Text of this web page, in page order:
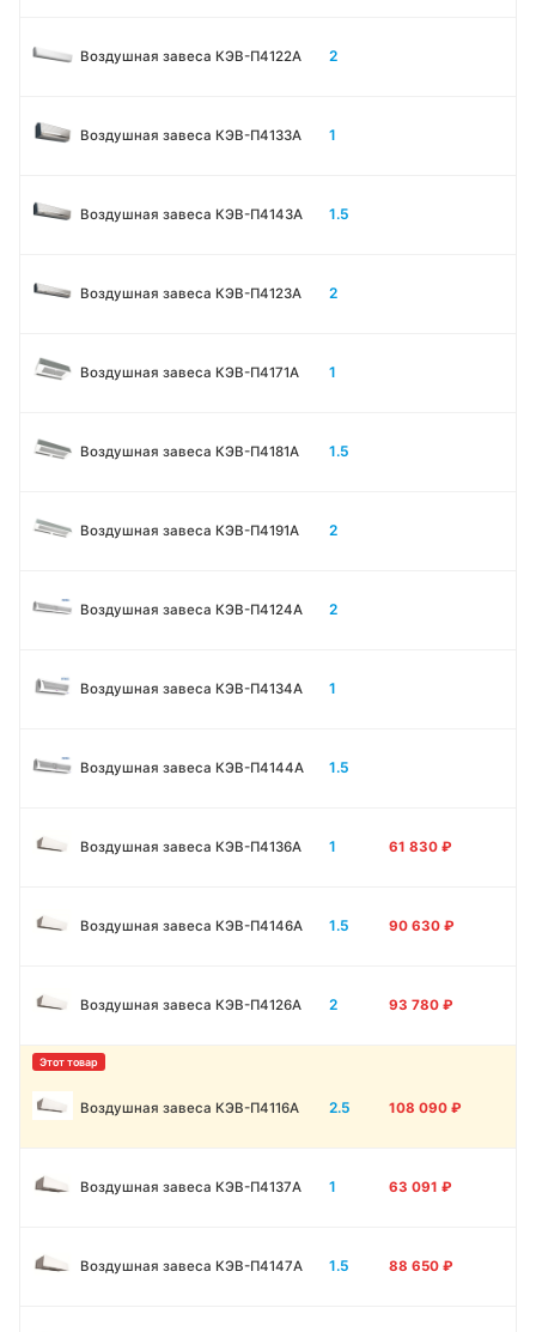
Воздушная завеса КЭВ-П4122A 2
Воздушная завеса КЭВ-П4133A 1
Воздушная завеса КЭВ-П4143A 1.5
Воздушная завеса КЭВ-П4123A 2
Воздушная завеса КЭВ-П4171A 1
Воздушная завеса КЭВ-П4181A 1.5
Воздушная завеса КЭВ-П4191A 2
Воздушная завеса КЭВ-П4124A 2
Воздушная завеса КЭВ-П4134A 1
Воздушная завеса КЭВ-П4144A 1.5
Воздушная завеса КЭВ-П4136A 1 61 830 ₽
Воздушная завеса КЭВ-П4146A 1.5 90 630 ₽
Воздушная завеса КЭВ-П4126A 2 93 780 ₽
Воздушная завеса КЭВ-П4116A 2.5 108 090 ₽
Воздушная завеса КЭВ-П4137A 1 63 091 ₽
Воздушная завеса КЭВ-П4147A 1.5 88 650 ₽